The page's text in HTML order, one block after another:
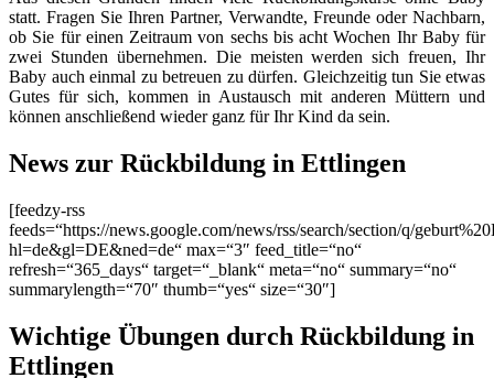
statt. Fragen Sie Ihren Partner, Verwandte, Freunde oder Nachbarn,
ob Sie für einen Zeitraum von sechs bis acht Wochen Ihr Baby für
zwei Stunden übernehmen. Die meisten werden sich freuen, Ihr
Baby auch einmal zu betreuen zu dürfen. Gleichzeitig tun Sie etwas
Gutes für sich, kommen in Austausch mit anderen Müttern und
können anschließend wieder ganz für Ihr Kind da sein.
News zur Rückbildung in Ettlingen
[feedzy-rss
feeds=“https://news.google.com/news/rss/search/section/q/
hl=de&gl=DE&ned=de“ max=“3″ feed_title=“no“
refresh=“365_days“ target=“_blank“ meta=“no“ summary=“no“
summarylength=“70″ thumb=“yes“ size=“30″]
Wichtige Übungen durch Rückbildung in
Ettlingen